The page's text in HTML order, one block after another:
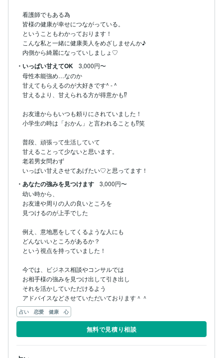
看護師でもある為
皆様の健康が幸せにつながっている。
ということもわかっております！
こんな私と一緒に健康美人をめざしませんか♪
内側から綺麗になっていしましょ♡
・いっぱい甘えてOK
3,000円〜
母性本能強め…なのか
甘えてもらえるのが大好きです^ - ^
甘えるより、甘えられる方が得意かも⁉︎
お友達からもいつも頼りにされていました！
小学生の時は「おかん」と言われることも⁉︎笑
普段、頑張って生活していて
甘えることって少ないと思います。
老若男女問わず
いっぱい甘えさせてあげたい♡と思ってます！
・あなたの強みを見つけます
3,000円〜
幼い時から、
お友達や周りの人の良いところを
見つけるのが上手でした
例え、意地悪をしてくるような人にも
どんないいところがあるか？
という視点を持っていました！
今では、ビジネス相談やコンサルでは
お相手様の強みを見つけ出して引き出し
それを活かしていただけるよう
アドバイスなどさせていただいております＾＾
占い 恋愛 健康 心
無料で見積り相談